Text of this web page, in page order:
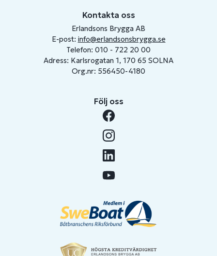
Kontakta oss
Erlandsons Brygga AB
E-post: info@erlandsonsbrygga.se
Telefon: 010 - 722 20 00
Adress: Karlsrogatan 1, 170 65 SOLNA
Org.nr: 556450-4180
Följ oss